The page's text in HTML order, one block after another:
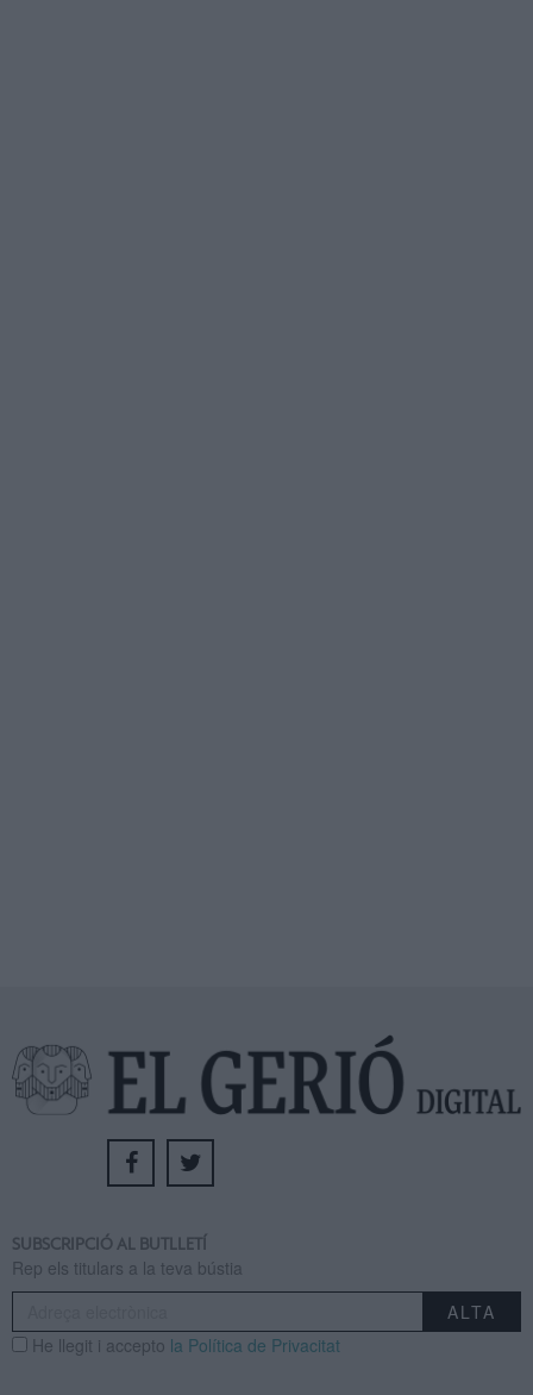
SUBSCRIPCIÓ AL BUTLLETÍ
Rep els titulars a la teva bústia
He llegit i accepto la Política de Privacitat